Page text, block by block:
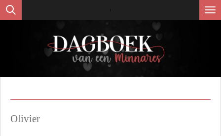
Ga
Olivier